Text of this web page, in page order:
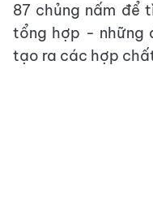
87 chủng nấm để
tổng hợp - những
tạo ra các hợp